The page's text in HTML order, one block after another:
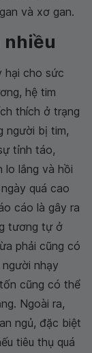
và xơ gan.
nhiều
hại cho sức
hệ tim
thích ở trạng
người bị tim,
tỉnh táo,
lo lắng và hồi
quá cao
cáo là gây ra
tương tự ở
phải cũng có
nhạy
cũng có thể
Ngoài ra,
ngủ, đặc biệt
tiêu thụ quá